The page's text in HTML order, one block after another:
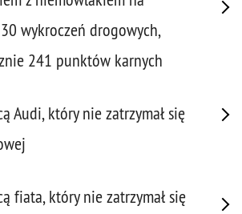
wykroczeń drogowych,
241 punktów karnych
Audi, który nie zatrzymał się
fiata, który nie zatrzymał się